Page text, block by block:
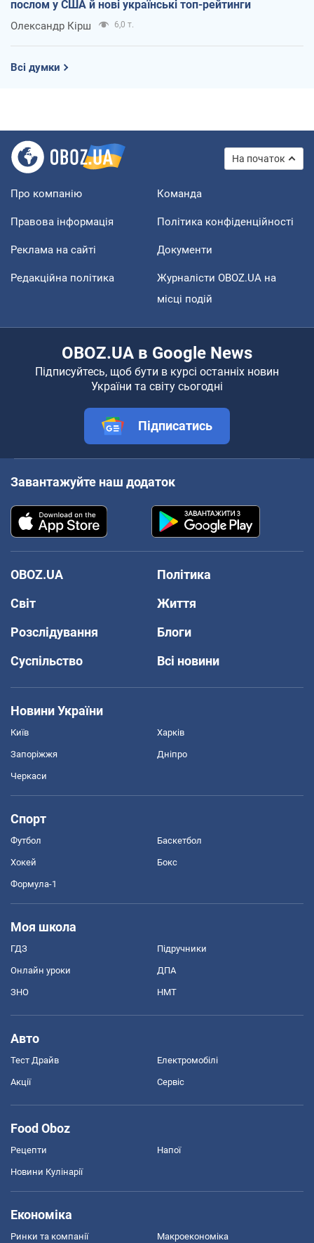
послом у США й нові українські топ-рейтинги
Олександр Кірш 6,0 т.
Всі думки
На початок
Про компанію Команда
Правова інформація Політика конфіденційності
Реклама на сайті Документи
Редакційна політика
Журналісти OBOZ.UA на
місці подій
OBOZ.UA в Google News
Підписуйтесь, щоб бути в курсі останніх новин
України та світу сьогодні
Підписатись
Завантажуйте наш додаток
OBOZ.UA
Політика
Світ
Життя
Розслідування
Блоги
Суспільство
Всі новини
Новини України
Київ Харків
Запоріжжя Дніпро
Черкаси
Спорт
Футбол Баскетбол
Хокей Бокс
Формула-1
Моя школа
ГДЗ Підручники
Онлайн уроки ДПА
ЗНО НМТ
Авто
Тест Драйв Електромобілі
Акції Сервіс
Food Oboz
Рецепти Напої
Новини Кулінарії
Економіка
Ринки та компанії Макроекономіка